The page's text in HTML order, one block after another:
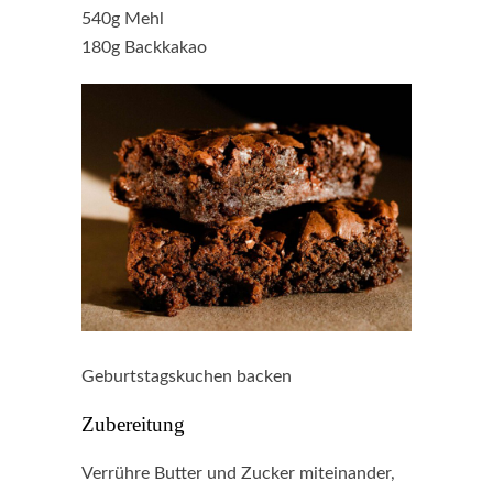
540g Mehl
180g Backkakao
Geburtstagskuchen backen
Zubereitung
Verrühre Butter und Zucker miteinander,